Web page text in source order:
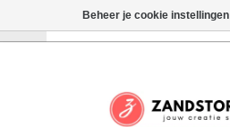
Beheer je cookie instellingen